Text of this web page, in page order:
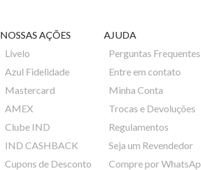
NOSSAS AÇÕES
Livelo
Azul Fidelidade
Mastercard
AMEX
Clube IND
IND CASHBACK
Cupons de Desconto
AJUDA
Perguntas Frequentes
Entre em contato
Minha Conta
Trocas e Devoluções
Regulamentos
Seja um Revendedor
Compre por